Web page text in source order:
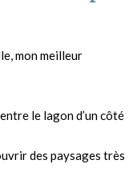
mon meilleur
le lagon d’un côté
des paysages très